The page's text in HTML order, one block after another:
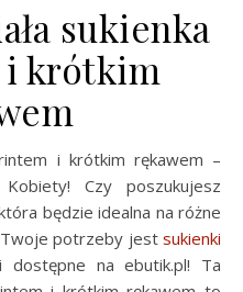
sukienka
krótkim
Czy poszukujesz
będzie idealna na różne
Twoje potrzeby jest sukienki
dostępne na ebutik.pl! Ta